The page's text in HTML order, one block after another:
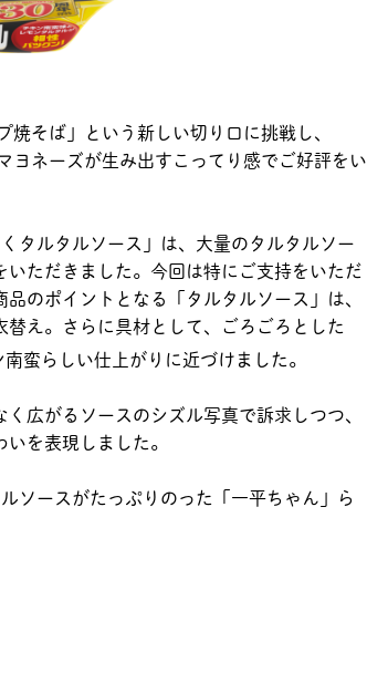
焼そば」という新しい切り口に挑戦し、
ヨネーズが生み出すこってり感でご好評をい
タルタルソース」は、大量のタルタルソー
ただきました。今回は特にご支持をいただ
のポイントとなる「タルタルソース」は、
え。さらに具材として、ごろごろとした
蛮らしい仕上がりに近づけました。
広がるソースのシズル写真で訴求しつつ、
を表現しました。
ソースがたっぷりのった「一平ちゃん」ら